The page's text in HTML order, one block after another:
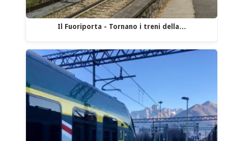
Il Fuoriporta - Tornano i treni della…